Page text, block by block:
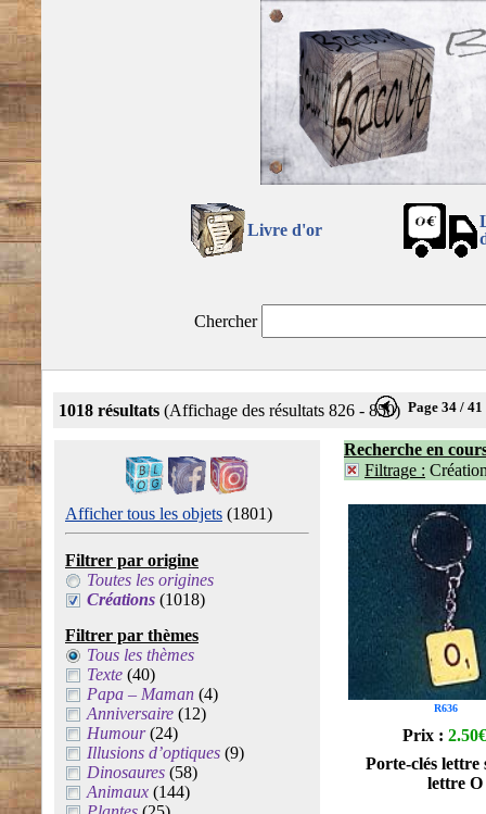
Livre d'or
Chercher
1018 résultats (Affichage des résultats 826 - 850) Page 34 / 41
Afficher tous les objets (1801)
Filtrer par origine
Toutes les origines
Créations (1018)
Filtrer par thèmes
Tous les thèmes
Texte (40)
Papa – Maman (4)
Anniversaire (12)
Humour(24)
Illusions d’optiques (9)
Dinosaures (58)
Animaux (144)
Recherche en
Filtrage :
R636
Prix : 2.50€
Porte-clés lettre
lettre O